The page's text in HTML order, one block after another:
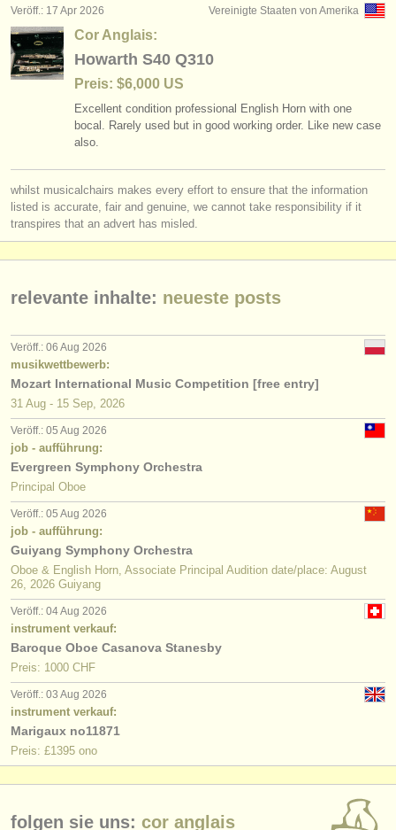
nachrichten in der klassischen musik
verlage:
anzeige veröffentlichen
find out about ourATS
ATSfaq
einloggen
Vereinigte Staaten von Amerika
Veröff.: 17 Apr 2026
Cor Anglais:
Howarth S40 Q310
Preis: $6,000 US
Excellent condition professional English Horn with one
bocal. Rarely used but in good working order. Like new case
also.
whilst musicalchairs makes every effort to ensure that the information
listed is accurate, fair and genuine, we cannot take responsibility if it
transpires that an advert has misled.
relevante inhalte: neueste posts
Veröff.: 06 Aug 2026
musikwettbewerb:
Mozart International Music Competition [free entry]
31 Aug - 15 Sep, 2026
Veröff.: 05 Aug 2026
job - aufführung:
Evergreen Symphony Orchestra
Principal Oboe
Veröff.: 05 Aug 2026
job - aufführung:
Guiyang Symphony Orchestra
Oboe & English Horn, Associate Principal Audition date/place: August
26, 2026 Guiyang
Veröff.: 04 Aug 2026
instrument verkauf:
Baroque Oboe Casanova Stanesby
Preis: 1000 CHF
Veröff.: 03 Aug 2026
instrument verkauf:
Marigaux no11871
Preis: £1395 ono
folgen sie uns: cor anglais